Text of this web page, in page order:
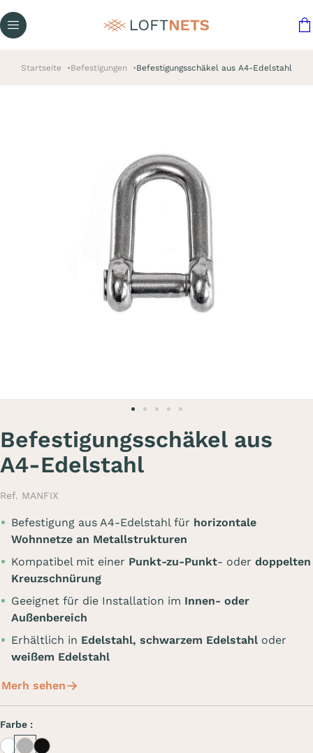
Startseite Befestigungen Befestigungsschäkel aus A4-Edelstahl
Befestigungsschäkel aus
A4-Edelstahl
Ref. MANFIX
Befestigung aus A4-Edelstahl für horizontale
Wohnnetze an Metallstrukturen
Kompatibel mit einer Punkt-zu-Punkt- oder doppelten
Kreuzschnürung
Geeignet für die Installation im Innen- oder
Außenbereich
Erhältlich in Edelstahl, schwarzem Edelstahl oder
weißem Edelstahl
Merh sehen
Farbe :
WhiteInoxInox noir